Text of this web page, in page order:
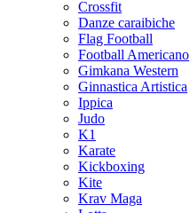
Crossfit
Danze caraibiche
Flag Football
Football Americano
Gimkana Western
Ginnastica Artistica
Ippica
Judo
K1
Karate
Kickboxing
Kite
Krav Maga